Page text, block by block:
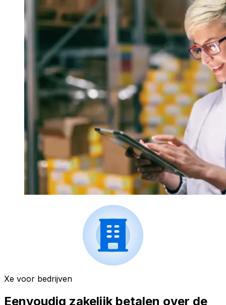
Xe voor bedrijven
Eenvoudig zakelijk betalen over de